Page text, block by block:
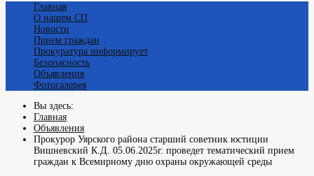
Главная
О нашем СП
Новости
Прием граждан
Прокуратура информирует
Безопасность
Объявления
Фотогалерея
Вы здесь:
Главная
Объявления
Прокурор Уярского района старший советник юстиции
Вишневский К.Д. 05.06.2025г. проведет тематический прием
граждан к Всемирному дню охраны окружающей среды